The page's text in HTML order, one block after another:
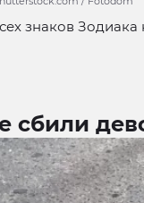
знаков Зодиака
сбили